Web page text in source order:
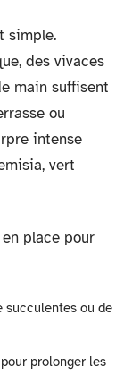
simple.
des vivaces
main suffisent
ou
intense
vert
place pour
succulentes ou de
prolonger les